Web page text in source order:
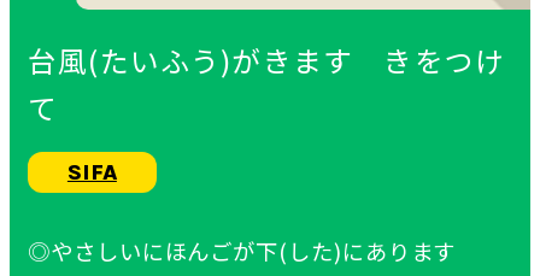
台風(たいふう)がきます きをつけ
て
SIFA
◎やさしいにほんごが下(した)にあります